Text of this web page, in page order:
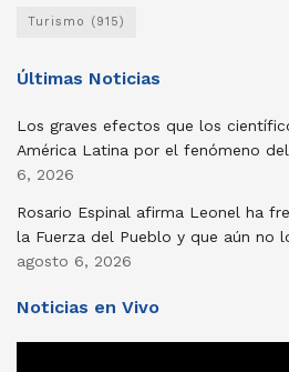
Turismo (915)
Últimas Noticias
Los graves efectos que los
América Latina por el fenómeno
6, 2026
Rosario Espinal afirma Leonel ha
la Fuerza del Pueblo y que aún no
agosto 6, 2026
Noticias en Vivo